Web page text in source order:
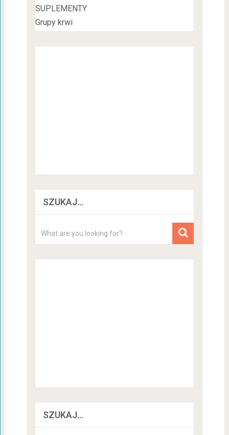
SUPLEMENTY
Grupy krwi
SZUKAJ…
SZUKAJ…